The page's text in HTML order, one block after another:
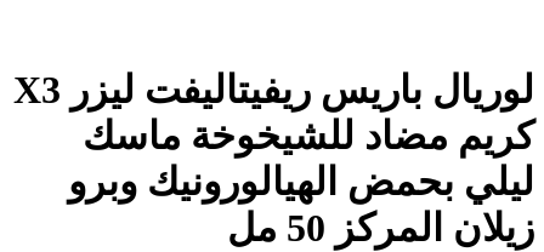
لوريال باريس ريفيتاليفت ليزر X3
كريم مضاد للشيخوخة ماسك
ليلي بحمض الهيالورونيك وبرو
زيلان المركز 50 مل